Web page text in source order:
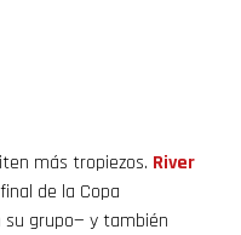
más tropiezos. River
de la Copa
grupo— y también